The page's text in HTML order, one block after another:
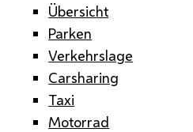
Übersicht
Parken
Verkehrslage
Carsharing
Taxi
Motorrad